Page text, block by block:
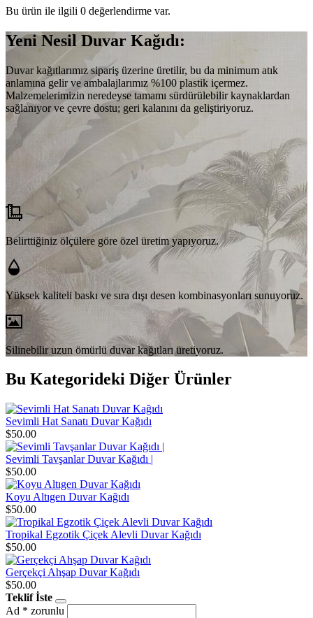
Bu ürün ile ilgili 0 değerlendirme var.
Yeni Nesil Duvar Kağıdı:
Duvar kağıtlarımız sipariş üzerine üretilir, bu da minimum atık
anlamına gelir ve ambalajlarımız %100 plastik içermez.
Malzemelerimizin neredeyse tamamı sürdürülebilir kaynaklardan
sağlanıyor ve çevre dostu; geri kalanını da geliştiriyoruz.
Belirttiğiniz ölçülere göre özel üretim yapıyoruz.
Yüksek kaliteli baskı ve sıra dışı desen kombinasyonları sunuyoruz.
Silinebilir uzun ömürlü duvar kağıtları üretiyoruz.
Bu Kategorideki Diğer Ürünler
Sevimli Hat Sanatı Duvar Kağıdı
$50.00
Sevimli Tavşanlar Duvar Kağıdı |
$50.00
Koyu Altıgen Duvar Kağıdı
$50.00
Tropikal Egzotik Çiçek Alevli Duvar Kağıdı
$50.00
Gerçekçi Ahşap Duvar Kağıdı
$50.00
Teklif İste
Ad * zorunlu